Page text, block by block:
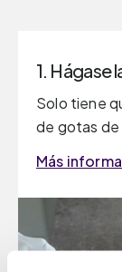
1. Hágase
Solo tiene
de gotas de
Más